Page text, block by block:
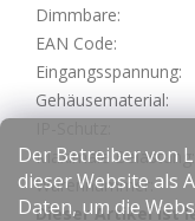
Der Betreiber von
dieser Website als
Daten, um die
Dimmbare:
EAN Code:
Eingangsspannung:
Gehäusematerial:
Maximale Belastung:
Warennummer
Dieser Artikel ist